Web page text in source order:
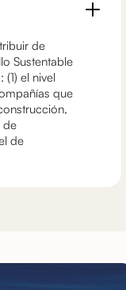
de
Sustentable
el nivel
que
de
de